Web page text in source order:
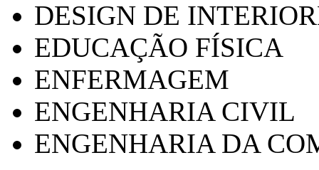
DESIGN DE
EDUCAÇÃO FÍSICA
ENFERMAGEM
ENGENHARIA CIVIL
ENGENHARIA DA